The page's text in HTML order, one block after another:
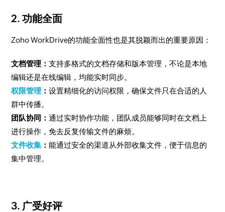
2. 功能全面
Zoho WorkDrive的功能全面性也是其脱颖而出的重要原因：
文档管理：支持多格式的文档存储和版本管理，不论是本地
编辑还是在线编辑，均能实时同步。
权限管理 ：设置精细化的访问权限，确保文件只在合适的人
群中传播。
团队协同：通过实时协作功能，团队成员能够同时在文档上
进行操作，免去反复传输文件的麻烦。
文件收集 ：能通过安全的渠道从外部收集文件，便于信息的
集中管理。
3. 广受好评